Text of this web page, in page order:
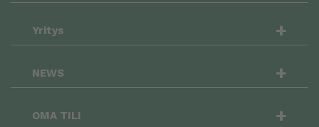
Yritys +
NEWS +
OMA TILI +